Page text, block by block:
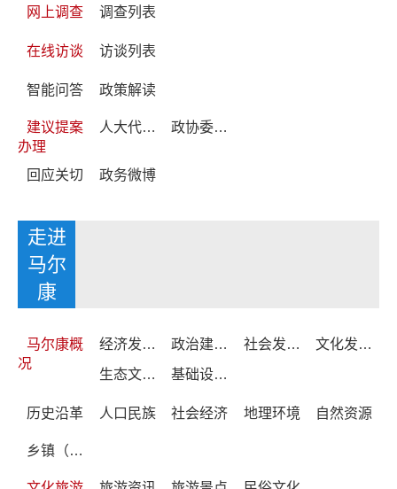
网上调查 调查列表
在线访谈 访谈列表
智能问答 政策解读
建议提案
办理
人大代表建议 政协委员提案
回应关切 政务微博
走进
马尔
康
马尔康概
况
经济发展情况 政治建设情况 社会发展情况
文化发展情况
生态文明建设情况
基础设施发展情况
历史沿革 人口民族 社会经济 地理环境 自然资源
乡镇（街道）简介